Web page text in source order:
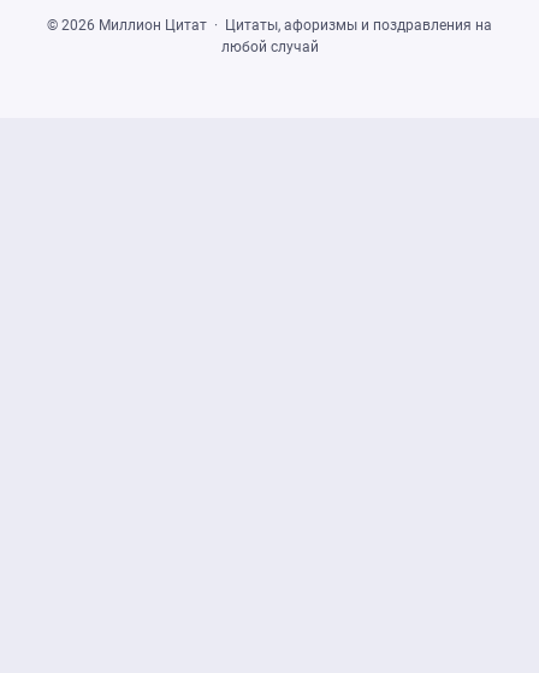
© 2026 Миллион Цитат ·
Цитаты, афоризмы и поздравления на
любой случай